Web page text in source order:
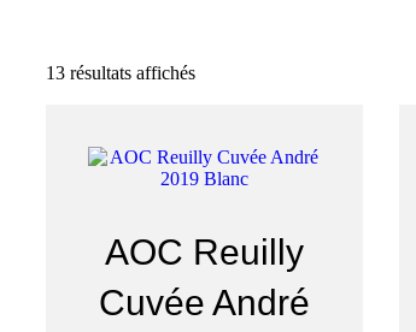
13 résultats affichés
AOC Reuilly
Cuvée André